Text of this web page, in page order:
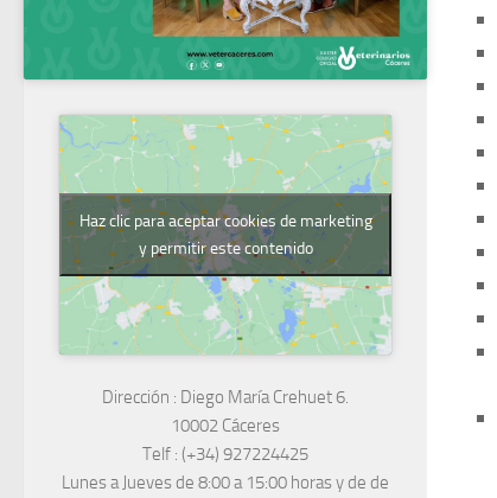
Haz clic para aceptar cookies de marketing
y permitir este contenido
Dirección : Diego María Crehuet 6.
10002 Cáceres
Telf : (+34) 927224425
Lunes a Jueves de 8:00 a 15:00 horas y de de